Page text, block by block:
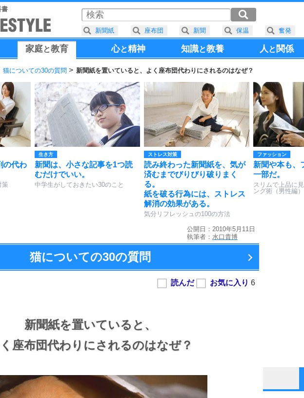
書
家庭と教育 心と精神 知識と教養 人と 関係
猫についての30の質問 新聞紙を置いていると、よく座布団代わりにされるのはなぜ？
の代わ
策
生き方
新聞は、小さな記事を1つ読
むだけでいい。
中学生がしておきたい30のこと
ストレス対策
読み終わった新聞紙を、気が
済むまでびりびり破りまく
る。
紙を破る行為には、ストレス
解消の効果がある。
気分リフレッシュの100の方法
ファッション
新聞や本も、
一部だ。
スリムで上品に
ング術（男性編）
公開日：2010年5月11日
執筆者： 水口貴博
猫についての30の質問
新聞紙を置いていると、
座布団代わりにされるのはなぜ？
新聞紙 座布団 新聞 保温 奮発